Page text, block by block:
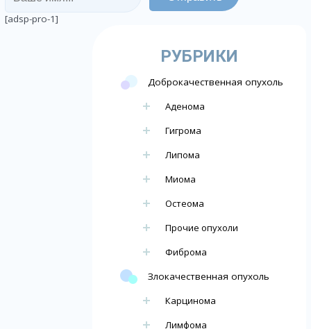
[adsp-pro-1]
РУБРИКИ
Доброкачественная опухоль
Аденома
Гигрома
Липома
Миома
Остеома
Прочие опухоли
Фиброма
Злокачественная опухоль
Карцинома
Лимфома